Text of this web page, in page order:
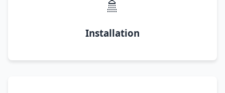
🚿
Installation